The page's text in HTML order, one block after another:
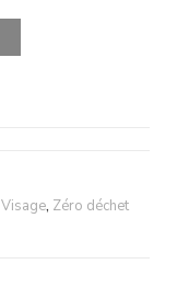
Visage, Zéro déchet